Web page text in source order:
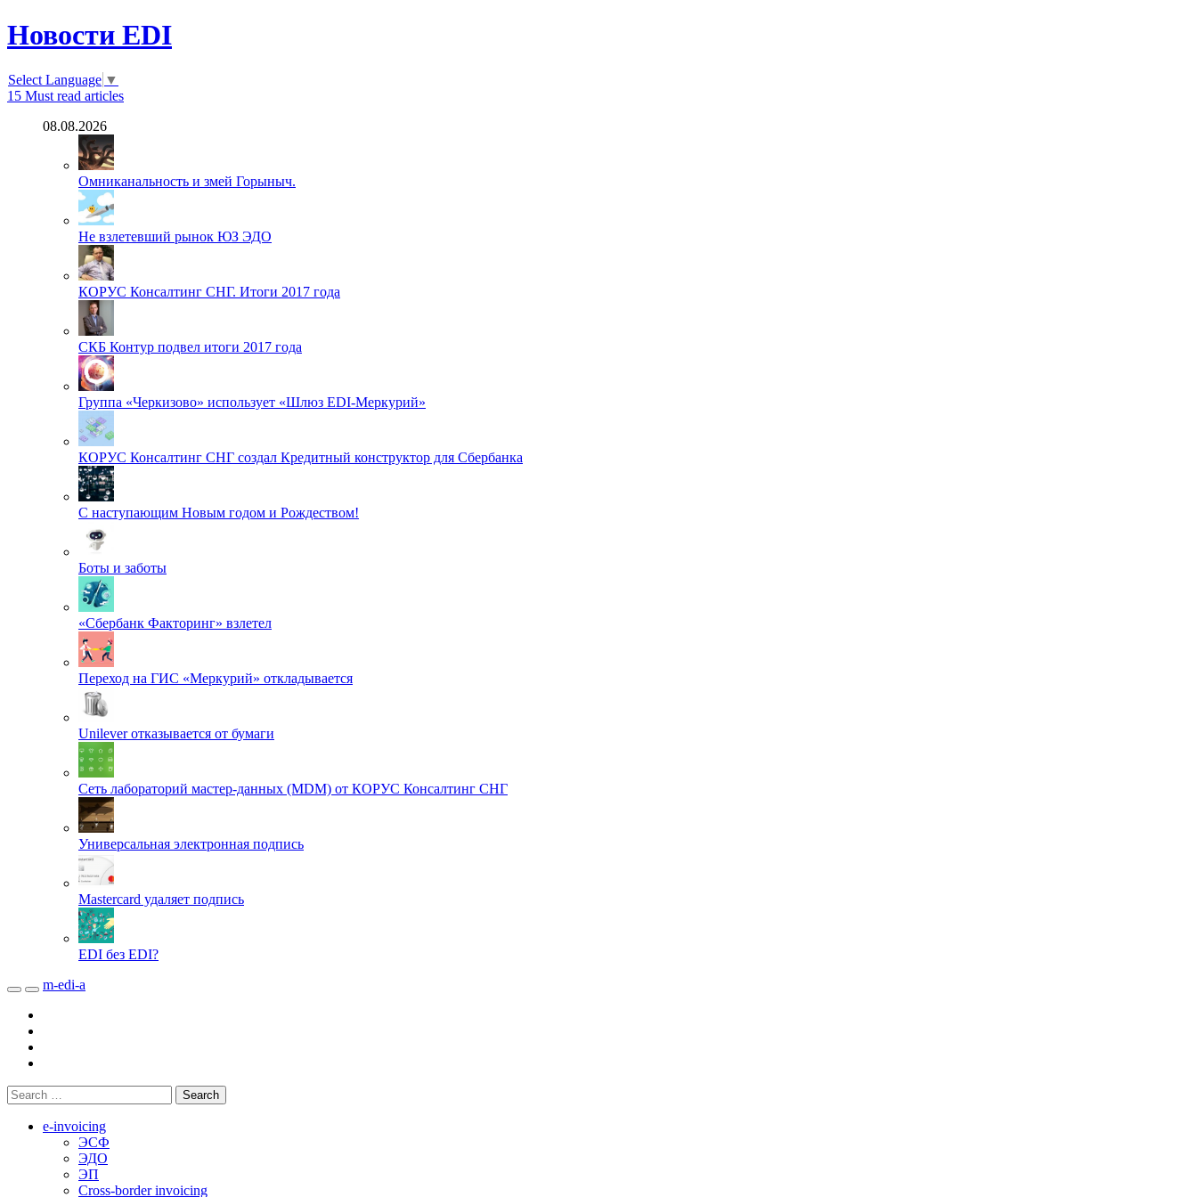
Новости EDI
Select Language ▼
15 Must read articles
08.08.2026
Омниканальность и змей Горыныч.
Не взлетевший рынок ЮЗ ЭДО
КОРУС Консалтинг СНГ. Итоги 2017 года
СКБ Контур подвел итоги 2017 года
Группа «Черкизово» использует «Шлюз EDI-Меркурий»
КОРУС Консалтинг СНГ создал Кредитный конструктор для Сбербанка
С наступающим Новым годом и Рождеством!
Боты и заботы
«Сбербанк Факторинг» взлетел
Переход на ГИС «Меркурий» откладывается
Unilever отказывается от бумаги
Сеть лабораторий мастер-данных (MDM) от КОРУС Консалтинг СНГ
Универсальная электронная подпись
Mastercard удаляет подпись
EDI без EDI?
m-edi-a
e-invoicing
ЭСФ
ЭДО
ЭП
Cross-border invoicing